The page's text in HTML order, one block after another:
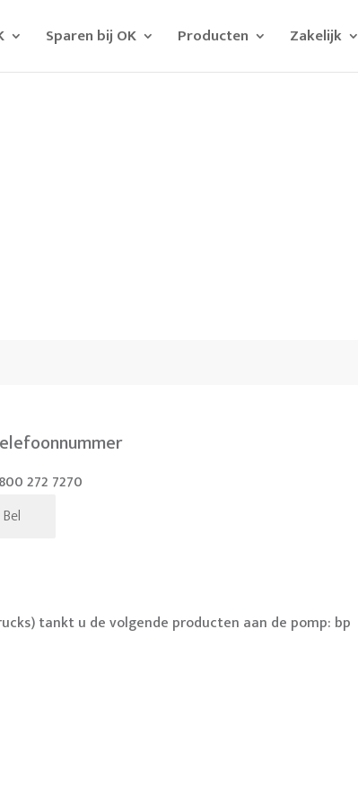
Sparen bij OK Producten Zakelijk
272 7270
Bel
tankt u de volgende producten aan de pomp: bp